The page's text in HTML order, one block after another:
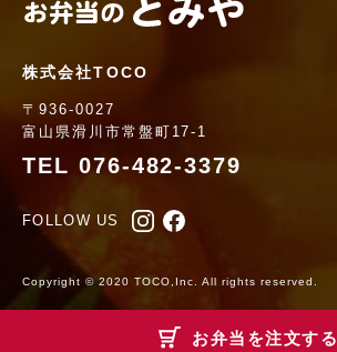
お弁当を注文する
株式会社TOCO
〒936-0027
富山県滑川市常盤町17-1
TEL 076-482-3379
FOLLOW US
Copyright © 2020 TOCO,Inc. All rights reserved.